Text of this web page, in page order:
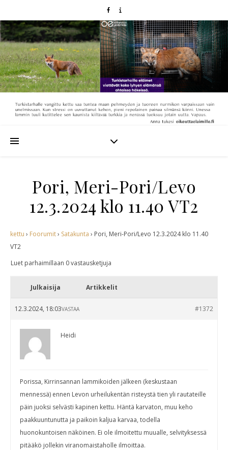
Pori, Meri-Pori/Levo
12.3.2024 klo 11.40 VT2
kettu › Foorumit› Satakunta › Pori, Meri-Pori/Levo 12.3.2024 klo 11.40
VT2
Luet parhaimillaan 0 vastausketjuja
Julkaisija Artikkelit
12.3.2024, 18:03 #1372
VASTAA
Heidi
Porissa, Kirrinsannan lammikoiden jälkeen (keskustaan
mennessä) ennen Levon urheilukentän risteystä tien yli rautateille
päin juoksi selvästi kapinen kettu. Häntä karvaton, muu keho
paakkuuntunutta ja paikoin kaljua karvaa, todella
huonokuntoisen näköinen. Ei ole ilmoitettu muualle, selvityksessä
pitääkö jollekin viranomaistaholle ilmoittaa.